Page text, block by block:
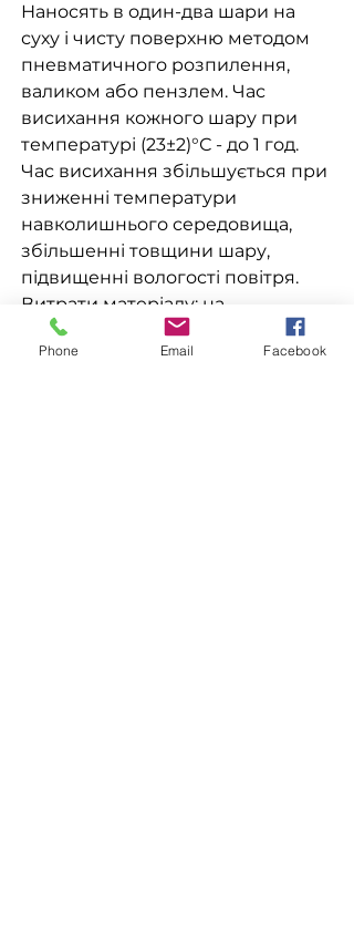
Наносять в один-два шари на
суху і чисту поверхню методом
пневматичного розпилення,
валиком або пензлем. Час
висихання кожного шару при
температурі (23±2)°С - до 1 год.
Час висихання збільшується при
зниженні температури
навколишнього середовища,
збільшенні товщини шару,
підвищенні вологості повітря.
Витрати матеріалу: на
одношарове покриття складають
(50-75) мл/м2 в залежності від
Phone Email Facebook